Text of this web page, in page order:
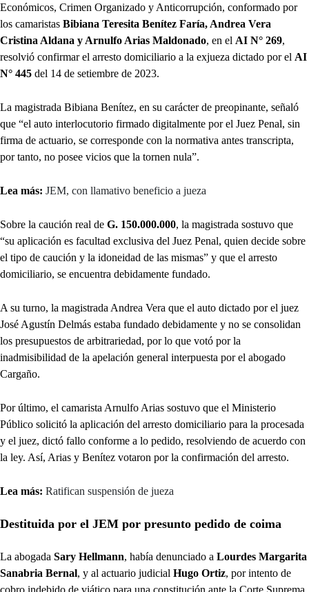
Económicos, Crimen Organizado y Anticorrupción, conformado por
los camaristas Bibiana Teresita Benítez Faría, Andrea Vera
Cristina Aldana y Arnulfo Arias Maldonado, en el AI N° 269,
resolvió confirmar el arresto domiciliario a la exjueza dictado por el AI
N° 445 del 14 de setiembre de 2023.
La magistrada Bibiana Benítez, en su carácter de preopinante, señaló
que “el auto interlocutorio firmado digitalmente por el Juez Penal, sin
firma de actuario, se corresponde con la normativa antes transcripta,
por tanto, no posee vicios que la tornen nula”.
Lea más: JEM, con llamativo beneficio a jueza
Sobre la caución real de G. 150.000.000, la magistrada sostuvo que
“su aplicación es facultad exclusiva del Juez Penal, quien decide sobre
el tipo de caución y la idoneidad de las mismas” y que el arresto
domiciliario, se encuentra debidamente fundado.
A su turno, la magistrada Andrea Vera que el auto dictado por el juez
José Agustín Delmás estaba fundado debidamente y no se consolidan
los presupuestos de arbitrariedad, por lo que votó por la
inadmisibilidad de la apelación general interpuesta por el abogado
Cargaño.
Por último, el camarista Arnulfo Arias sostuvo que el Ministerio
Público solicitó la aplicación del arresto domiciliario para la procesada
y el juez, dictó fallo conforme a lo pedido, resolviendo de acuerdo con
la ley. Así, Arias y Benítez votaron por la confirmación del arresto.
Lea más: Ratifican suspensión de jueza
Destituida por el JEM por presunto pedido de coima
La abogada Sary Hellmann, había denunciado a Lourdes Margarita
Sanabria Bernal, y al actuario judicial Hugo Ortiz, por intento de